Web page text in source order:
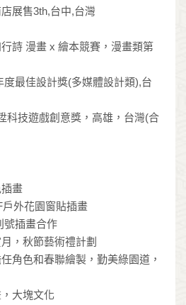
展售3th,台中,台灣
詩 漫畫 x 繪本競賽，漫畫類第
度最佳設計獎(多媒體設計類),台
科技遊戲創意獎，高雄，台灣(合
畫
外花園窗貼插畫
號插畫合作
，秋節藝術禮計劃
角色和春聯繪製，勤美綠園道，
大塊文化